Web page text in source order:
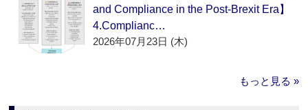
and Compliance in the Post-Brexit Era】
4.Complianc…
2026年07月23日 (木)
もっと見る »